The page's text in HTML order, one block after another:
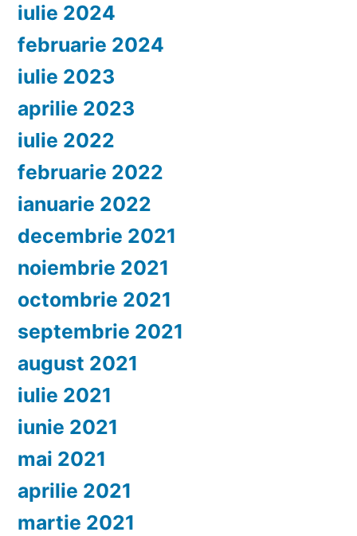
iulie 2024
februarie 2024
iulie 2023
aprilie 2023
iulie 2022
februarie 2022
ianuarie 2022
decembrie 2021
noiembrie 2021
octombrie 2021
septembrie 2021
august 2021
iulie 2021
iunie 2021
mai 2021
aprilie 2021
martie 2021